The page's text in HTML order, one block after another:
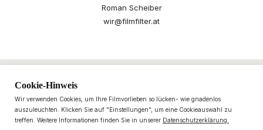
Roman Scheiber
wir@filmfilter.at
Cookie-Hinweis
Wir verwenden Cookies, um Ihre Filmvorlieben so lücken- wie gnadenlos
auszuleuchten. Klicken Sie auf "Einstellungen", um eine Cookieauswahl zu
treffen. Weitere Informationen finden Sie in unserer Datenschutzerklärung.